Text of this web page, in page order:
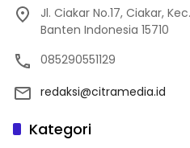
Jl. Ciakar No.17, Ciakar,
Banten Indonesia 15710
085290551129
redaksi@citramedia.id
Kategori